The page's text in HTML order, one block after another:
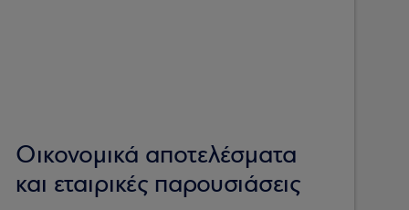
Οικονομικά αποτελέσματα
και εταιρικές παρουσιάσεις